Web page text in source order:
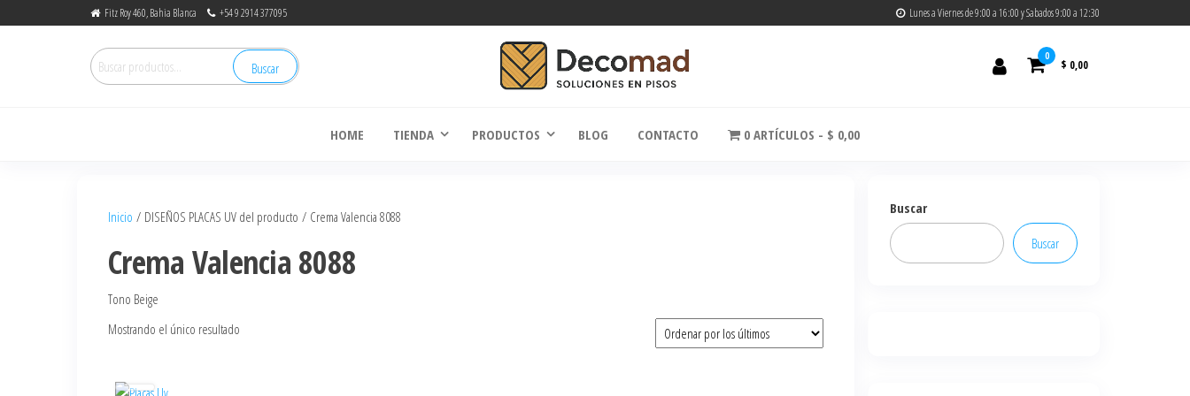
Fitz Roy 460, Bahia Blanca +54 9 2914 377095 Lunes a Viernes de 9:00 a 16:00 y Sabados 9:00 a 12:30
Buscar
0
$ 0,00
HOME TIENDA PRODUCTOS BLOG CONTACTO 0 ARTÍCULOS $ 0,00
Inicio / DISEÑOS PLACAS UV del producto / Crema Valencia 8088
Crema Valencia 8088
Tono Beige
Mostrando el único resultado
Buscar
Buscar